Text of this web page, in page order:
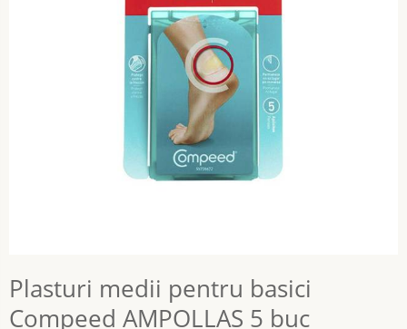
Plasturi medii pentru basici
Compeed AMPOLLAS 5 buc